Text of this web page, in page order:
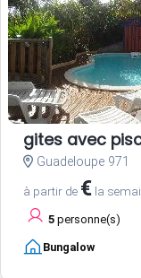
gites avec
Guadeloupe 971
à partir de € la
5 personne(s)
Bungalow